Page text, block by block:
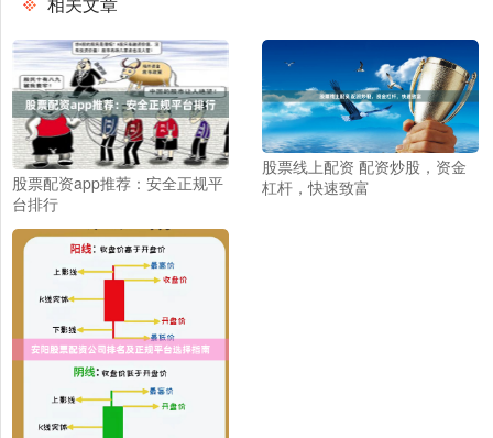
股票配资app推荐：安全正规平
台排行
股票线上配资 配资炒股，资金
杠杆，快速致富